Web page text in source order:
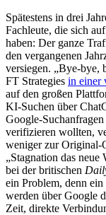
Spätestens in drei
Fachleute, die sich
haben: Der ganze
den vergangenen
versiegen. „Bye-bye,
FT Strategies in einer
auf den großen
KI-Suchen über
Google-
verifizieren wollten,
weniger zur Original-
„Stagnation das
bei der britischen
ein Problem, denn
werden über Google
Zeit, direkte